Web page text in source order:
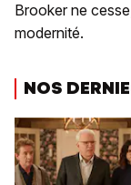
Brooker ne
modernité.
NOS